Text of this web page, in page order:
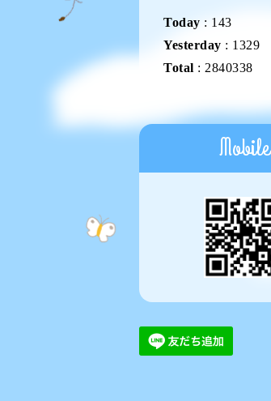
Today : 143
Yesterday : 1329
Total : 2840338
Mobile